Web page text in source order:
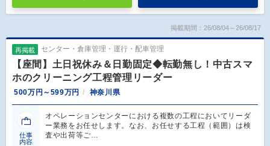
掲載期間：26/08/04～26/08/17
再掲載 センター・倉庫管理・運行・配車管理
【座間】土日祝休み＆日勤固定◆転勤無し！中古スマ
ホのクリーニング工程管理リーダー
500万円～599万円 神奈川県
仕事
内容
オペレーションセンターにおける複数の工程においてリーダ
ー業務をお任せします。なお、お任せする工程（範囲）は検
査や出荷等ご…